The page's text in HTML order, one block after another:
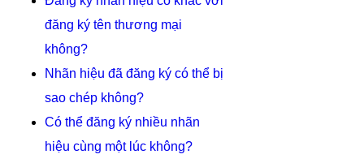
đăng ký tên thương mại
không?
Nhãn hiệu đã đăng ký có thể bị
sao chép không?
Có thể đăng ký nhiều nhãn
hiệu cùng một lúc không?